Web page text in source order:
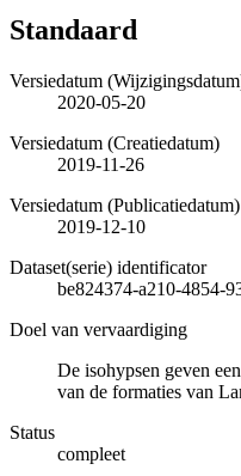
Standaard
Versiedatum
2020-05-20
Versiedatum (Creatiedatum)
2019-11-26
Versiedatum (Publicatiedatum)
2019-12-10
Dataset(serie) identificator
be824374-a210-4854-
Doel van vervaardiging
De isohypsen geven
van de formaties van
Status
compleet